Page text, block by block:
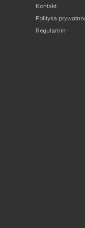
Kontakt
Polityka
Regulamin